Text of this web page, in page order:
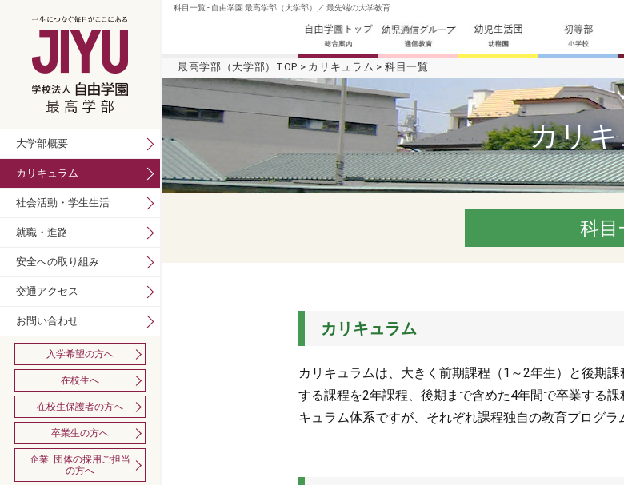
科目一覧 - 自由学園 最高学部（大学部）／ 最先端の大学教育
最高学部（大学部）TOP カリキュラム 科目一覧
カリ
科目
カリキュラム
カリキュラムは、大きく前期課程（1～2年生）と後期
する課程を2年課程、後期まで含めた4年間で卒業する
キュラム体系ですが、それぞれ課程独自の教育プログラ
大学部概要
カリキュラム
社会活動・学生生活
就職・進路
安全への取り組み
交通アクセス
お問い合わせ
入学希望の方へ
在校生へ
在校生保護者の方へ
卒業生の方へ
企業･団体の採用ご担当
の方へ